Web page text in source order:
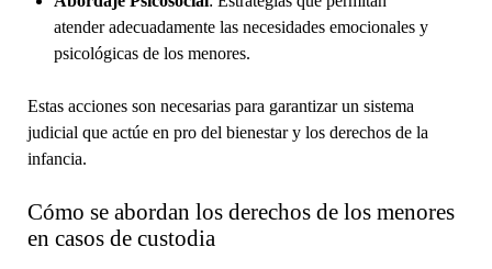
atender adecuadamente las necesidades emocionales y
psicológicas de los menores.
Estas acciones son necesarias para garantizar un sistema
judicial que actúe en pro del bienestar y los derechos de la
infancia.
Cómo se abordan los derechos de los menores
en casos de custodia